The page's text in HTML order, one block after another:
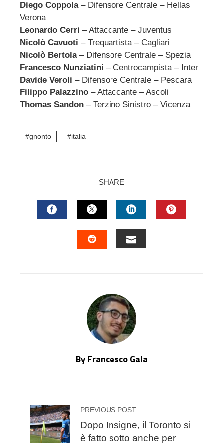
Diego Coppola– Difensore Centrale – Hellas
Verona
Leonardo Cerri – Attaccante – Juventus
Nicolò Cavuoti – Trequartista – Cagliari
Nicolò Bertola– Difensore Centrale – Spezia
Francesco Nunziatini – Centrocampista – Inter
Davide Veroli – Difensore Centrale – Pescara
Filippo Palazzino – Attaccante – Ascoli
Thomas Sandon – Terzino Sinistro – Vicenza
gnonto italia
SHARE
FACEBOOKTWITTERLINKEDIN
By Francesco Gala
PREVIOUS POST
Dopo Insigne, il Toronto si
è fatto sotto anche per